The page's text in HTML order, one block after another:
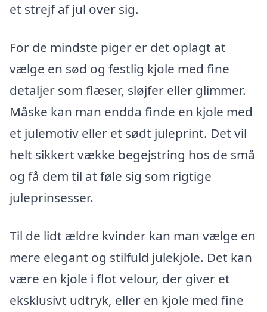
et strejf af jul over sig.
For de mindste piger er det oplagt at
vælge en sød og festlig kjole med fine
detaljer som flæser, sløjfer eller glimmer.
Måske kan man endda finde en kjole med
et julemotiv eller et sødt juleprint. Det vil
helt sikkert vække begejstring hos de små
og få dem til at føle sig som rigtige
juleprinsesser.
Til de lidt ældre kvinder kan man vælge en
mere elegant og stilfuld julekjole. Det kan
være en kjole i flot velour, der giver et
eksklusivt udtryk, eller en kjole med fine